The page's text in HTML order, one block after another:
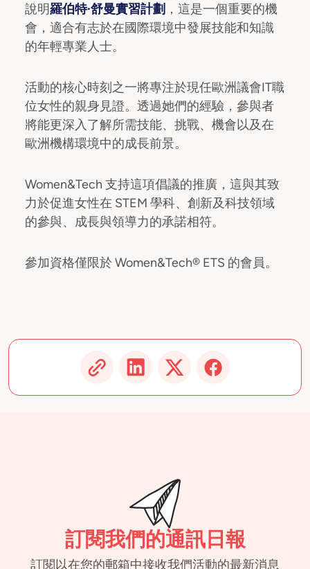
說明羅伯特·舒曼實習計劃 ，這是一個重要的機
會，適合有志於在國際環境中發展技能和知識
的年輕專業人士。
活動的核心時刻之一將專注於現任歐洲議會IT職
位女性的親身見證。透過她們的經驗，參與者
將能更深入了解所需技能、挑戰、機會以及在
歐洲機構環境中的成長前景。
Women&Tech 支持這項倡議的推廣，這與其致
力於促進女性在 STEM 學科、創新及科技領域
的參與、成長與領導力的承諾相符。
參加資格僅限於 Women&Tech® ETS 的會員。
訂閱我們的通訊日報
訂閱以在您的郵箱中接收我們活動的最新消息